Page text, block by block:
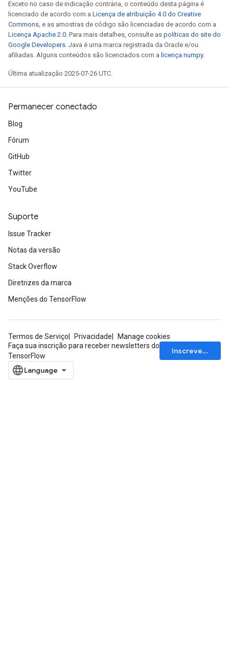
Exceto no caso de indicação contrária, o conteúdo desta página é
licenciado de acordo com a Licença de atribuição 4.0 do Creative
Commons, e as amostras de código são licenciadas de acordo com a
Licença Apache 2.0. Para mais detalhes, consulte as políticas do site do
Google Developers. Java é uma marca registrada da Oracle e/ou
afiliadas. Alguns conteúdos são licenciados com a licença numpy.
Última atualização 2025-07-26 UTC.
Permanecer conectado
Blog
Fórum
GitHub
Twitter
YouTube
Suporte
Issue Tracker
Notas da versão
Stack Overflow
Diretrizes da marca
Menções do TensorFlow
Termos de Serviço Privacidade
Manage cookies
Faça sua inscrição para receber newsletters do
TensorFlow
Inscrever-se